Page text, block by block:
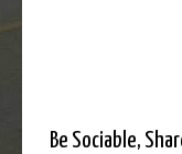
Be Sociable,